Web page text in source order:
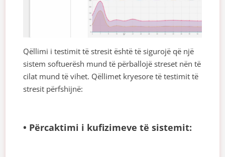
Qëllimi i testimit të stresit është të sigurojë që një
sistem softuerësh mund të përballojë streset nën të
cilat mund të vihet. Qëllimet kryesore të testimit të
stresit përfshijnë:
• Përcaktimi i kufizimeve të sistemit: